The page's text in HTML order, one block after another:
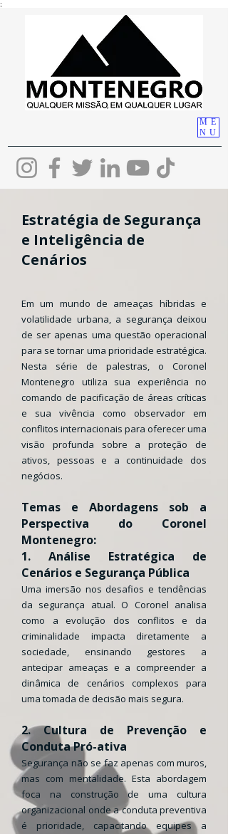
;
ME
NU
Estratégia de Segurança
e Inteligência de
Cenários
Em um mundo de ameaças híbridas e
volatilidade urbana, a segurança deixou
de ser apenas uma questão operacional
para se tornar uma prioridade estratégica.
Nesta série de palestras, o Coronel
Montenegro utiliza sua experiência no
comando de pacificação de áreas críticas
e sua vivência como observador em
conflitos internacionais para oferecer uma
visão profunda sobre a proteção de
ativos, pessoas e a continuidade dos
negócios.
Temas e Abordagens sob a
Perspectiva do Coronel
Montenegro:
1. Análise Estratégica de
Cenários e Segurança Pública
Uma imersão nos desafios e tendências
da segurança atual. O Coronel analisa
como a evolução dos conflitos e da
criminalidade impacta diretamente a
sociedade, ensinando gestores a
antecipar ameaças e a compreender a
dinâmica de cenários complexos para
uma tomada de decisão mais segura.
2. Cultura de Prevenção e
Conduta Pró-ativa
Segurança não se faz apenas com muros,
mas com mentalidade. Esta abordagem
foca na construção de uma cultura
organizacional onde a conduta preventiva
é prioridade, capacitando equipes a